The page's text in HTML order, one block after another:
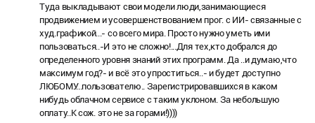
Туда выкладывают свои модели люди,занимающиеся
продвижением и усовершенствованием прог. с ИИ- связанные с
худ.графикой...- со всего мира. Просто нужно уметь ими
пользоваться..-И это не сложно!...Для тех,кто добрался до
определенного уровня знаний этих программ. Да ..и думаю,что
максимум год?- и всё это упроститься..- и будет доступно
ЛЮБОМУ...пользователю.. Зарегистрировавшихся в каком
нибудь облачном сервисе с таким уклоном. За небольшую
оплату..К сож. это не за горами!))))